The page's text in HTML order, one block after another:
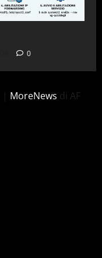
0
| MoreNews di AF